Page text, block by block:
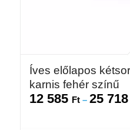
Íves előlapos
karnis fehér színű
12 585 Ft – 25 718